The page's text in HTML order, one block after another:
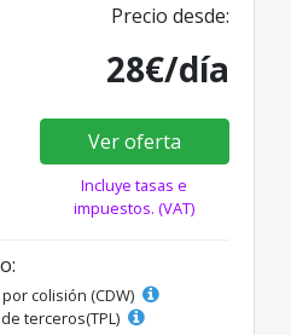
Precio desde:
28€/día
Ver oferta
Incluye tasas e
impuestos. (VAT)
colisión (CDW)
terceros(TPL)